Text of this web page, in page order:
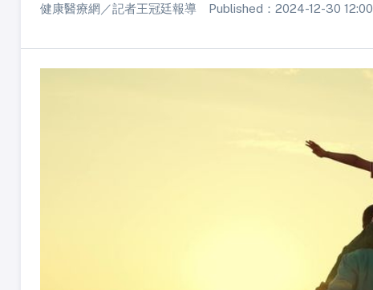
健康醫療網／記者王冠廷報導 Published：2024-12-30 12:00